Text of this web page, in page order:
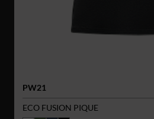
PW21
ECO FUSION PIQUE